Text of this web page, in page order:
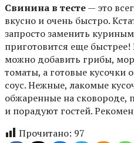
Свинина в тесте— это
вкусно и очень быстро.
запросто заменить
приготовится еще
можно добавить грибы,
томаты, а готовые
соус. Нежные, лакомые
обжаренные на
и порадуют гостей.
Прочитано: 97